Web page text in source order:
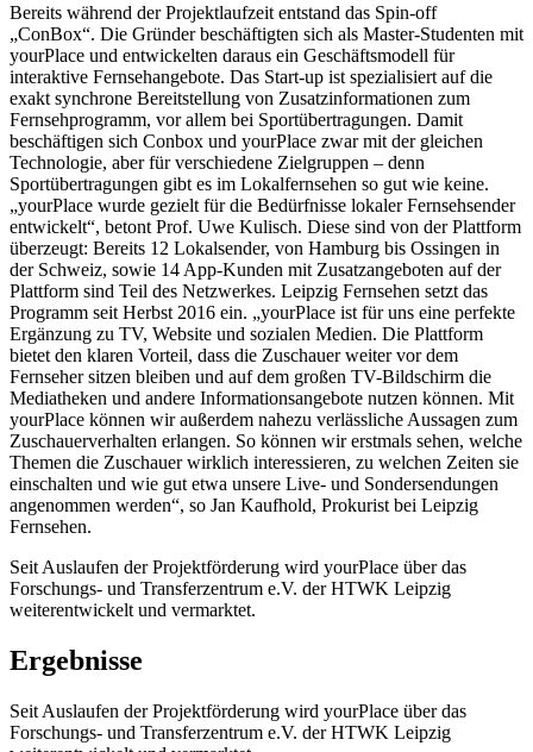
Bereits während der Projektlaufzeit entstand das Spin-off
„ConBox“. Die Gründer beschäftigten sich als Master-Studenten mit
yourPlace und entwickelten daraus ein Geschäftsmodell für
interaktive Fernsehangebote. Das Start-up ist spezialisiert auf die
exakt synchrone Bereitstellung von Zusatzinformationen zum
Fernsehprogramm, vor allem bei Sportübertragungen. Damit
beschäftigen sich Conbox und yourPlace zwar mit der gleichen
Technologie, aber für verschiedene Zielgruppen – denn
Sportübertragungen gibt es im Lokalfernsehen so gut wie keine.
„yourPlace wurde gezielt für die Bedürfnisse lokaler Fernsehsender
entwickelt“, betont Prof. Uwe Kulisch. Diese sind von der Plattform
überzeugt: Bereits 12 Lokalsender, von Hamburg bis Ossingen in
der Schweiz, sowie 14 App-Kunden mit Zusatzangeboten auf der
Plattform sind Teil des Netzwerkes. Leipzig Fernsehen setzt das
Programm seit Herbst 2016 ein. „yourPlace ist für uns eine perfekte
Ergänzung zu TV, Website und sozialen Medien. Die Plattform
bietet den klaren Vorteil, dass die Zuschauer weiter vor dem
Fernseher sitzen bleiben und auf dem großen TV-Bildschirm die
Mediatheken und andere Informationsangebote nutzen können. Mit
yourPlace können wir außerdem nahezu verlässliche Aussagen zum
Zuschauerverhalten erlangen. So können wir erstmals sehen, welche
Themen die Zuschauer wirklich interessieren, zu welchen Zeiten sie
einschalten und wie gut etwa unsere Live- und Sondersendungen
angenommen werden“, so Jan Kaufhold, Prokurist bei Leipzig
Fernsehen.
Seit Auslaufen der Projektförderung wird yourPlace über das
Forschungs- und Transferzentrum e.V. der HTWK Leipzig
weiterentwickelt und vermarktet.
Ergebnisse
Seit Auslaufen der Projektförderung wird yourPlace über das
Forschungs- und Transferzentrum e.V. der HTWK Leipzig